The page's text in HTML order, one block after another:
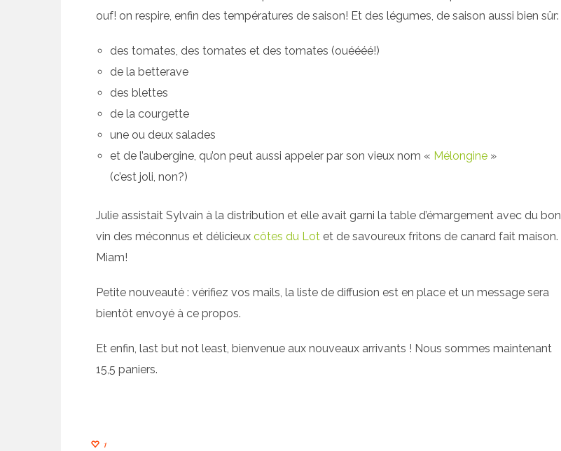
ouf! on respire, enfin des températures de saison! Et des légumes, de saison aussi bien sûr:
des tomates, des tomates et des tomates (ouéééé!)
de la betterave
des blettes
de la courgette
une ou deux salades
et de l’aubergine, qu’on peut aussi appeler par son vieux nom « Mélongine »
(c’est joli, non?)
Julie assistait Sylvain à la distribution et elle avait garni la table d’émargement avec du bon
vin des méconnus et délicieux côtes du Lot et de savoureux fritons de canard fait maison.
Miam!
Petite nouveauté : vérifiez vos mails, la liste de diffusion est en place et un message sera
bientôt envoyé à ce propos.
Et enfin, last but not least, bienvenue aux nouveaux arrivants ! Nous sommes maintenant
15,5 paniers.
1